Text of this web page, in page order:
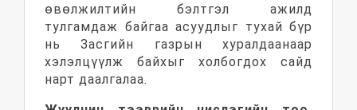
өвөлжилтийн бэлтгэл ажилд
тулгамдаж байгаа асуудлыг тухай бүр
нь Засгийн газрын хуралдаанаар
хэлэлцүүлж байхыг холбогдох сайд
нарт даалгалаа.